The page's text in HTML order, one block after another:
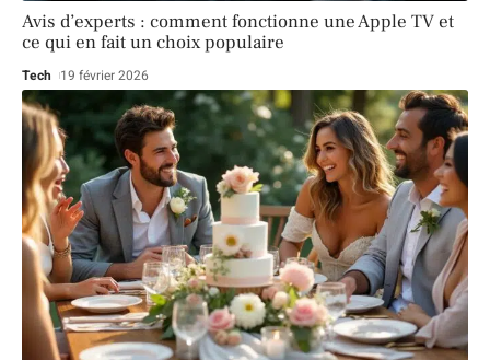
Avis d’experts : comment fonctionne une Apple TV et
ce qui en fait un choix populaire
Tech 19 février 2026